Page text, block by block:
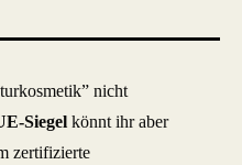
nicht
Siegel könnt ihr aber
zertifizierte